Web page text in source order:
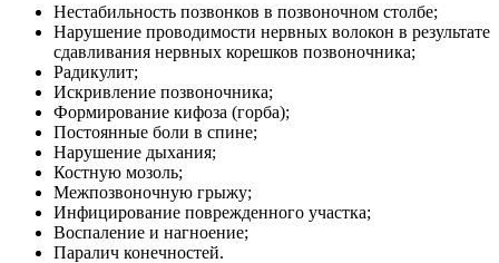
Нестабильность позвонков в позвоночном столбе;
Нарушение проводимости нервных волокон в результате
сдавливания нервных корешков позвоночника;
Радикулит;
Искривление позвоночника;
Формирование кифоза (горба);
Постоянные боли в спине;
Нарушение дыхания;
Костную мозоль;
Межпозвоночную грыжу;
Инфицирование поврежденного участка;
Воспаление и нагноение;
Паралич конечностей.